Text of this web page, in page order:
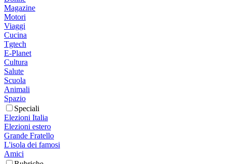
Magazine
Motori
Viaggi
Cucina
Tgtech
E-Planet
Cultura
Salute
Scuola
Animali
Spazio
Speciali
Elezioni Italia
Elezioni estero
Grande Fratello
L'isola dei famosi
Amici